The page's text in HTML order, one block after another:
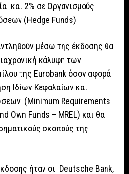
και 2% σε Οργανισμούς
(Hedge Funds)
μέσω της έκδοσης θα
κάλυψη των
της Eurobank όσον αφορά
Ιδίων Κεφαλαίων και
(Minimum Requirements
Own Funds – MREL) και θα
σκοπούς της
ήταν οι Deutsche Bank,